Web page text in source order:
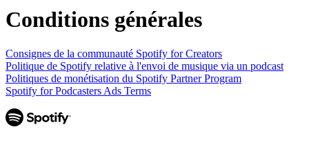
Conditions générales
Consignes de la communauté Spotify for Creators
Politique de Spotify relative à l'envoi de musique via un podcast
Politiques de monétisation du Spotify Partner Program
Spotify for Podcasters Ads Terms